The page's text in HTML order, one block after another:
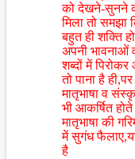
को देखने-सुनने
मिला तो समझा
बहुत ही शक्ति
अपनी भावनाओं
शब्दों में
तो पाना है ही,पर
मातृभाषा व
भी आकर्षित
मातृभाषा की
में सुगंध
है